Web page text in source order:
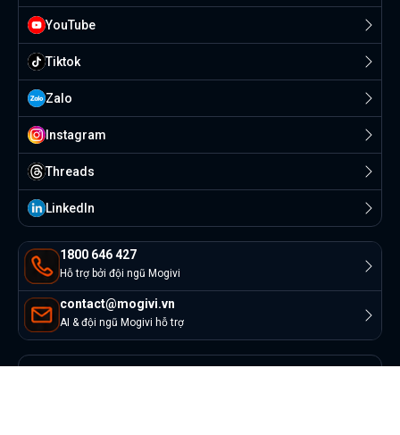
1800 646 427
Hỗ trợ bởi đội ngũ Mogivi
contact@mogivi.vn
AI & đội ngũ Mogivi hỗ trợ
YouTube
Tiktok
Zalo
Instagram
Threads
Linkedln
© Copyright 2022 Mogivi.vn. All rights reserved